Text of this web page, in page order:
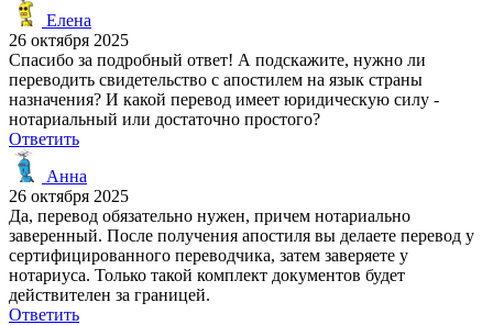
Елена
26 октября 2025
Спасибо за подробный ответ! А подскажите, нужно ли
переводить свидетельство с апостилем на язык страны
назначения? И какой перевод имеет юридическую силу -
нотариальный или достаточно простого?
Ответить
Анна
26 октября 2025
Да, перевод обязательно нужен, причем нотариально
заверенный. После получения апостиля вы делаете перевод у
сертифицированного переводчика, затем заверяете у
нотариуса. Только такой комплект документов будет
действителен за границей.
Ответить